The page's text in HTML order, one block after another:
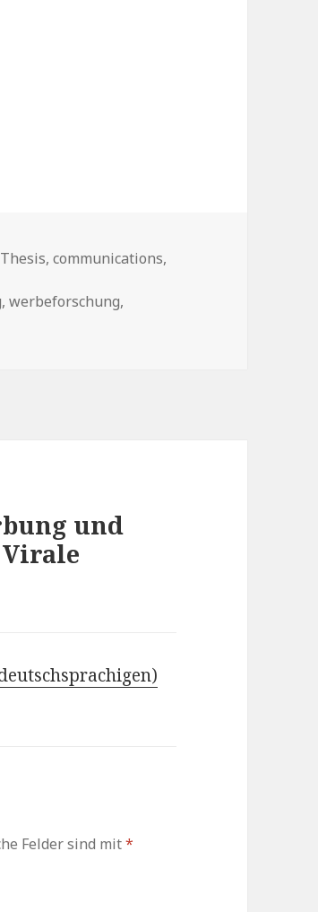
,communications,
,werbeforschung,
und
Felder sind mit*